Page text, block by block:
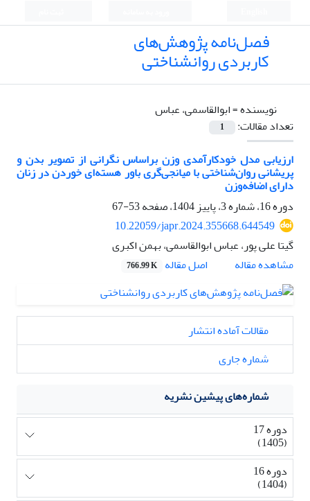
فصل‌نامه پژوهش‌های
کاربردی روانشناختی
نویسنده =ابوالقاسمی، عباس
تعداد مقالات:
1
ارزیابی مدل خودکارآمدی وزن براساس نگرانی از تصویر بدن و
پریشانی روان‌شناختی با میانجی‌گری باور هسته‌ای خوردن در زنان
دارای اضافه‌وزن
دوره 16، شماره 3، پاییز 1404، صفحه
53-67
10.22059/japr.2024.355668.644549
گیتا علی پور، عباس ابوالقاسمی، بهمن اکبری
مشاهده مقاله
اصل مقاله 766.99 K
مقالات آماده انتشار
شماره جاری
شماره‌های پیشین نشریه
دوره 17
(1405)
دوره 16
(1404)